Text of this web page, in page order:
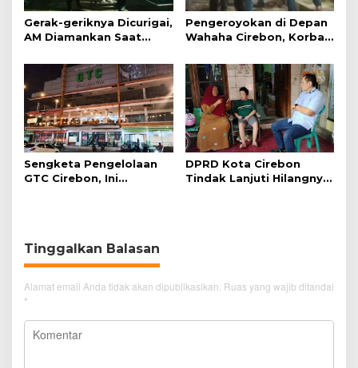
Gerak-geriknya Dicurigai,
AM Diamankan Saat
Pengeroyokan di Depan
Wahaha Cirebon, Korban
Polisi
Sengketa Pengelolaan
GTC Cirebon, Ini
DPRD Kota Cirebon
Tindak Lanjuti Hilangnya
Tinggalkan Balasan
Alamat email Anda tidak akan dipublikasikan. Ruas yang wajib ditandai
*